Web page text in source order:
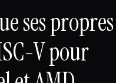
ses propres
V pour